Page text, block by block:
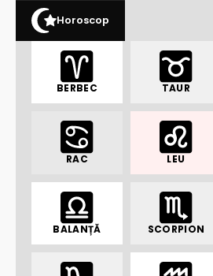
Horoscop
BERBEC TAUR
RAC LEU
BALANȚĂ SCORPION